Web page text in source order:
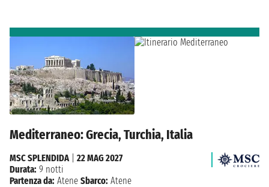
Mediterraneo: Grecia, Turchia, Italia
MSC SPLENDIDA
22 MAG 2027
Durata: 9 notti
Partenza da: Atene Sbarco: Atene